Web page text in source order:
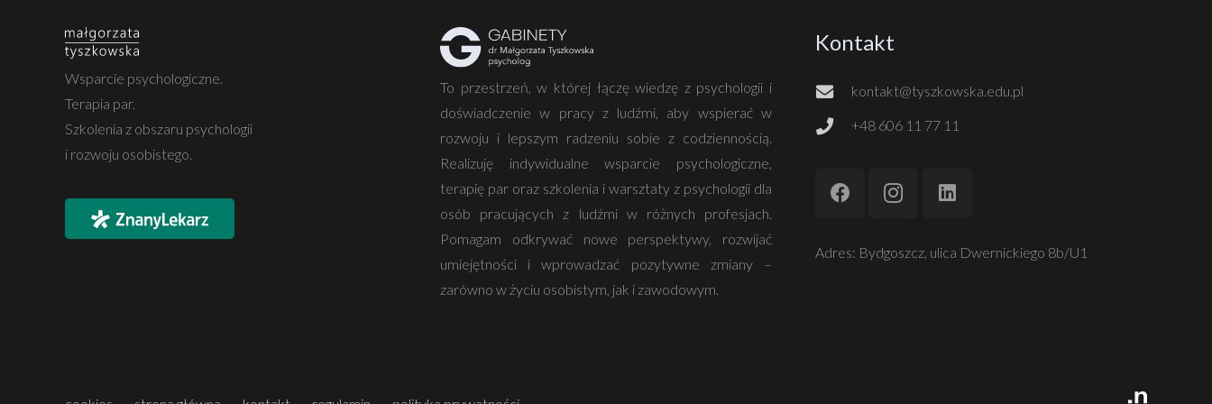
Wsparcie psychologiczne.
Terapia par.
Szkolenia z obszaru psychologii
i rozwoju osobistego.
To przestrzeń, w której łączę wiedzę z psychologii i
doświadczenie w pracy z ludźmi, aby wspierać w
rozwoju i lepszym radzeniu sobie z codziennością.
Realizuję indywidualne wsparcie psychologiczne,
terapię par oraz szkolenia i warsztaty z psychologii dla
osób pracujących z ludźmi w różnych profesjach.
Pomagam odkrywać nowe perspektywy, rozwijać
umiejętności i wprowadzać pozytywne zmiany –
zarówno w życiu osobistym, jak i zawodowym.
Kontakt
kontakt@tyszkowska.edu.pl
+48 606 11 77 11
Adres: Bydgoszcz, ulica Dwernickiego 8b/U1